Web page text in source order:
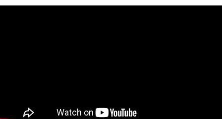
３．未成年的使用者請事先徵得法定代理人或監護人之同意方可使用